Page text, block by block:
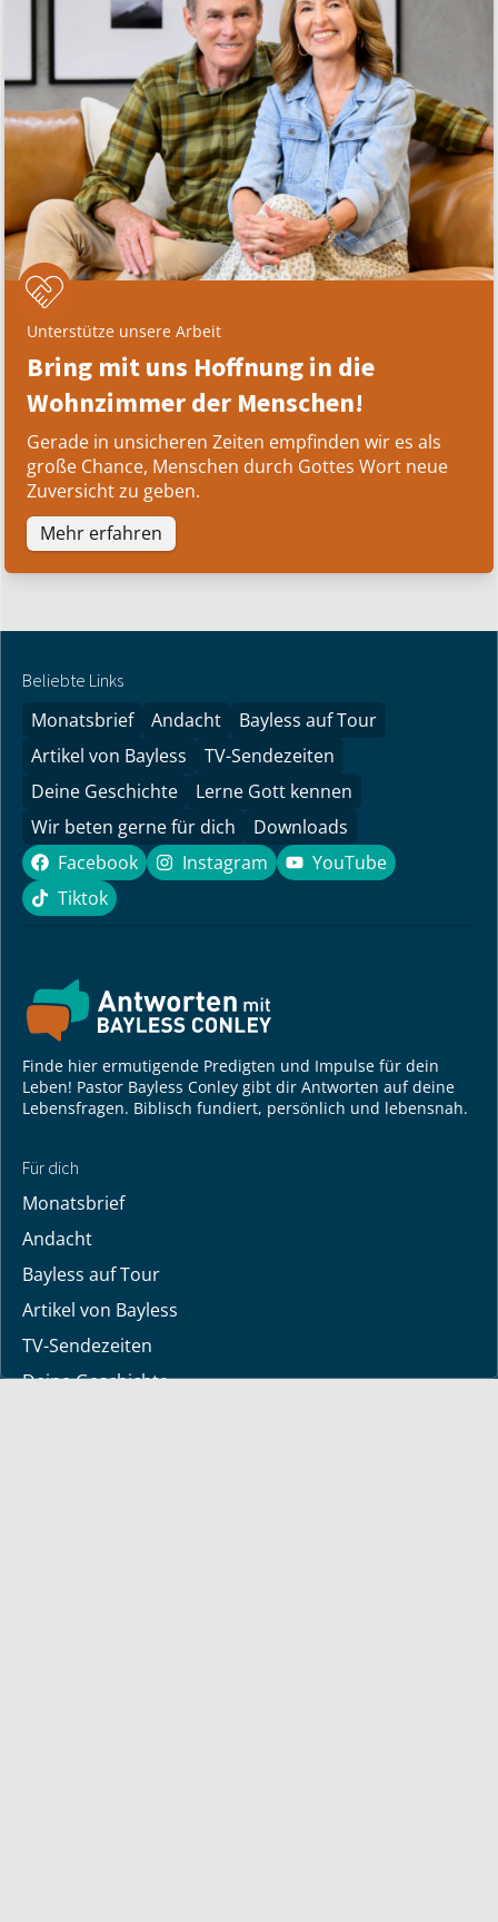
Unterstütze unsere Arbeit
Bring mit uns Hoffnung in die
Wohnzimmer der Menschen!
Gerade in unsicheren Zeiten empfinden wir es als
große Chance, Menschen durch Gottes Wort neue
Zuversicht zu geben.
Mehr erfahren
Beliebte Links
Monatsbrief Andacht
Bayless auf Tour
Artikel von Bayless
TV-Sendezeiten
Deine Geschichte
Lerne Gott kennen
Wir beten gerne für dich
Downloads
Facebook
Facebook Instagram
Instagram YouTube
YouTube
Tiktok
Tiktok
Finde hier ermutigende Predigten und Impulse für dein
Leben! Pastor Bayless Conley gibt dir Antworten auf deine
Lebensfragen. Biblisch fundiert, persönlich und lebensnah.
Für dich
Monatsbrief
Andacht
Bayless auf Tour
Artikel von Bayless
TV-Sendezeiten
Deine Geschichte